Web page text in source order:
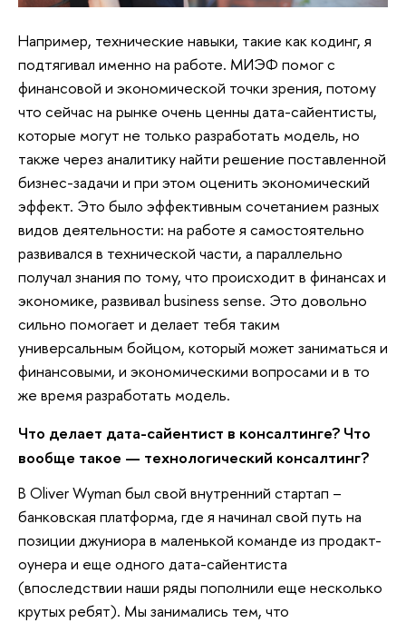
Например, технические навыки, такие как кодинг, я
подтягивал именно на работе. МИЭФ помог с
финансовой и экономической точки зрения, потому
что сейчас на рынке очень ценны дата-сайентисты,
которые могут не только разработать модель, но
также через аналитику найти решение поставленной
бизнес-задачи и при этом оценить экономический
эффект. Это было эффективным сочетанием разных
видов деятельности: на работе я самостоятельно
развивался в технической части, а параллельно
получал знания по тому, что происходит в финансах и
экономике, развивал business sense. Это довольно
сильно помогает и делает тебя таким
универсальным бойцом, который может заниматься и
финансовыми, и экономическими вопросами и в то
же время разработать модель.
Что делает дата-сайентист в консалтинге? Что
вообще такое — технологический консалтинг?
В Oliver Wyman был свой внутренний стартап –
банковская платформа, где я начинал свой путь на
позиции джуниора в маленькой команде из продакт-
оунера и еще одного дата-сайентиста
(впоследствии наши ряды пополнили еще несколько
крутых ребят). Мы занимались тем, что